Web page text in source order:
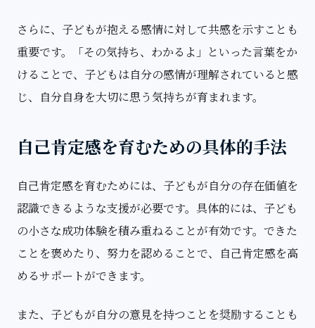
さらに、子どもが抱える感情に対して共感を示すことも
重要です。「その気持ち、わかるよ」といった言葉をか
けることで、子どもは自分の感情が理解されていると感
じ、自分自身を大切に思う気持ちが育まれます。
自己肯定感を育むための具体的手法
自己肯定感を育むためには、子どもが自分の存在価値を
認識できるような支援が必要です。具体的には、子ども
の小さな成功体験を積み重ねることが有効です。できた
ことを褒めたり、努力を認めることで、自己肯定感を高
めるサポートができます。
また、子どもが自分の意見を持つことを奨励することも